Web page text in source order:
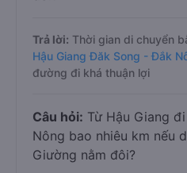
Trả lời: Thời gian di chuyển
Hậu Giang Đăk Song - Đắk
đường đi khá thuận lợi
Câu hỏi: Từ Hậu Giang
Nông bao nhiêu km nếu
Giường nằm đôi?